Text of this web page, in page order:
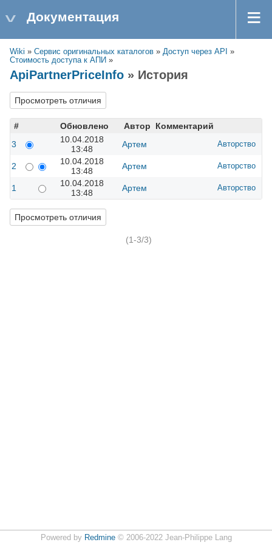
Документация
Wiki » Сервис оригинальных каталогов » Доступ через API
»
Стоимость доступа к АПИ »
ApiPartnerPriceInfo » История
# Обновлено Автор
Комментарий
3
10.04.2018
13:48
Артем Авторство
2
10.04.2018
13:48
Артем Авторство
1
10.04.2018
13:48
Артем Авторство
(1-3/3)
Powered by Redmine© 2006-2022 Jean-Philippe Lang